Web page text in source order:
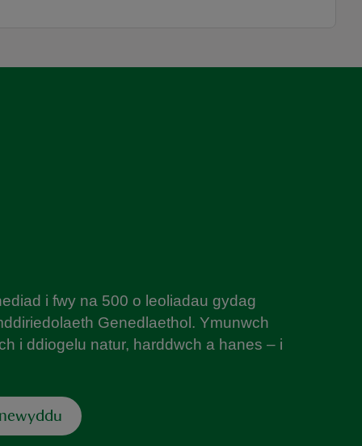
i fwy na 500 o leoliadau gydag
Genedlaethol. Ymunwch
i ddiogelu natur, harddwch a hanes – i